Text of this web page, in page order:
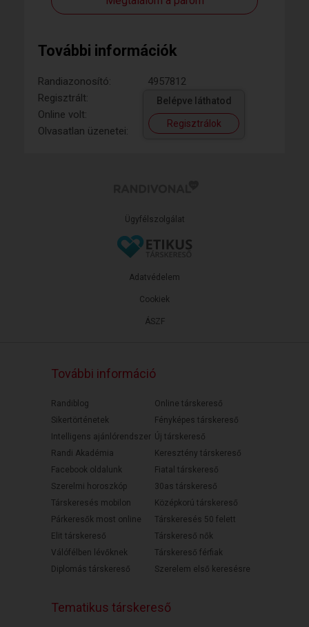
További információk
Randiazonosító:
4957812
Regisztrált:
Online volt:
Olvasatlan üzenetei:
Belépve láthatod
Regisztrálok
Ügyfélszolgálat
ÁSZF
Adatvédelem
Cookiek
További információ
Randiblog
Sikertörténetek
Intelligens ajánlórendszer
Randi Akadémia
Facebook oldalunk
Szerelmi horoszkóp
Társkeresés mobilon
Párkeresők most online
Elit társkereső
Válófélben lévőknek
Diplomás társkereső
Online társkereső
Fényképes társkereső
Új társkereső
Keresztény társkereső
Fiatal társkereső
30as társkereső
Középkorú társkereső
Társkeresés 50 felett
Társkereső nők
Társkereső férfiak
Szerelem első keresésre
Tematikus társkereső